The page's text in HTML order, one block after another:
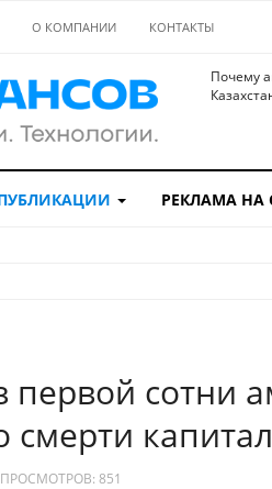
О КОМПАНИИ КОНТАКТЫ
Почему
РЕКЛАМА НА
сотни
смерти
ПРОСМОТРОВ: 851